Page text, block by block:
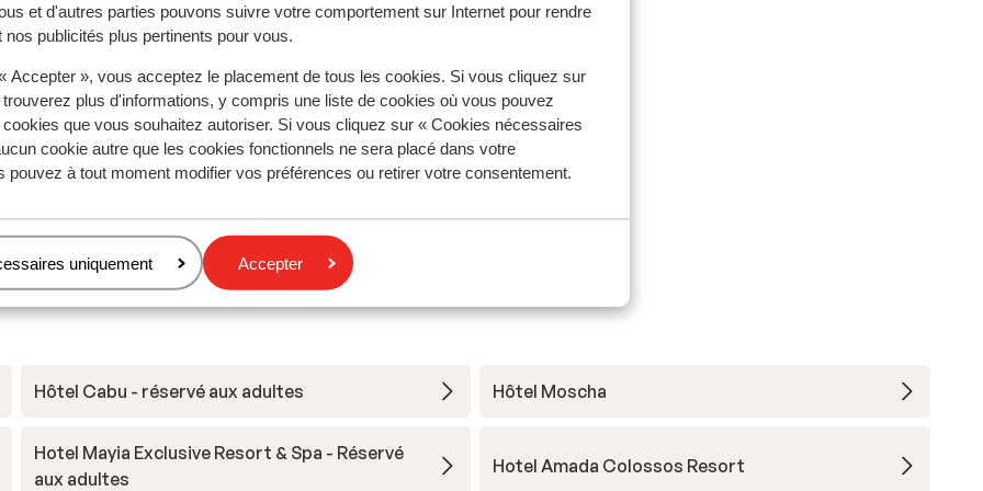
et d'autres parties pouvons suivre votre comportement sur Internet pour rendre
nos publicités plus pertinents pour vous.
Accepter », vous acceptez le placement de tous les cookies. Si vous cliquez sur
plus d'informations, y compris une liste de cookies où vous pouvez
que vous souhaitez autoriser. Si vous cliquez sur « Cookies nécessaires
cookie autre que les cookies fonctionnels ne sera placé dans votre
pouvez à tout moment modifier vos préférences ou retirer votre consentement.
uniquement Accepter
je
te
Excellent
il y a 2 semaines
Traduire en français (FR)
Hôtel Cabu - réservé aux adultes Hôtel Moscha
Hotel Mayia Exclusive Resort & Spa - Réservé
aux adultes
Hotel Amada Colossos Resort